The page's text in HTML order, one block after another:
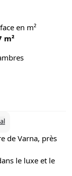
en m²
m²
de Varna, près
le luxe et le